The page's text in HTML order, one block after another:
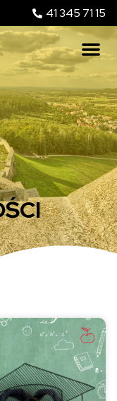
41 345 71 15